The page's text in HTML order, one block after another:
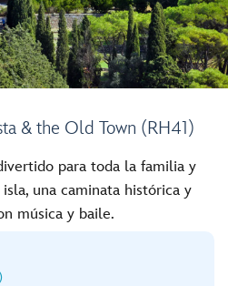
& the Old Town (RH41)
para toda la familia y
una caminata histórica y
música y baile.